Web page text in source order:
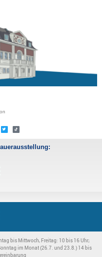
bis Mittwoch, Freitag: 10 bis 16 Uhr;
im Monat (26.7. und 23.8.) 14 bis